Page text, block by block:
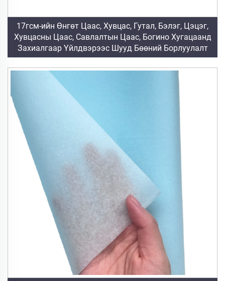
17гсм-ийн Өнгөт Цаас, Хувцас, Гутал, Бэлэг, Цэцэг,
Хувцасны Цаас, Савлалтын Цаас, Богино Хугацаанд
Захиалгаар Үйлдвэрээс Шууд Бөөний Борлуулалт